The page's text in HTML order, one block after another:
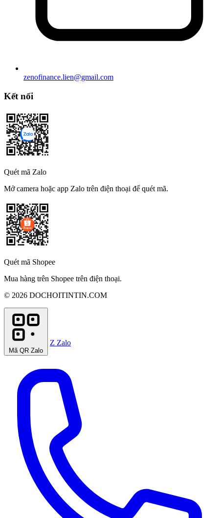
zenofinance.lien@gmail.com
Kết nối
Quét mã Zalo
Mở camera hoặc app Zalo trên điện thoại để quét mã.
Quét mã Shopee
Mua hàng trên Shopee trên điện thoại.
© 2026 DOCHOITINTIN.COM
Mã QR Zalo
Z Zalo